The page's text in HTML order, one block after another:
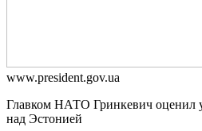
www.prеsidеnt.gоv.uа
Главком НАТО Гринкевич оценил
над Эстонией